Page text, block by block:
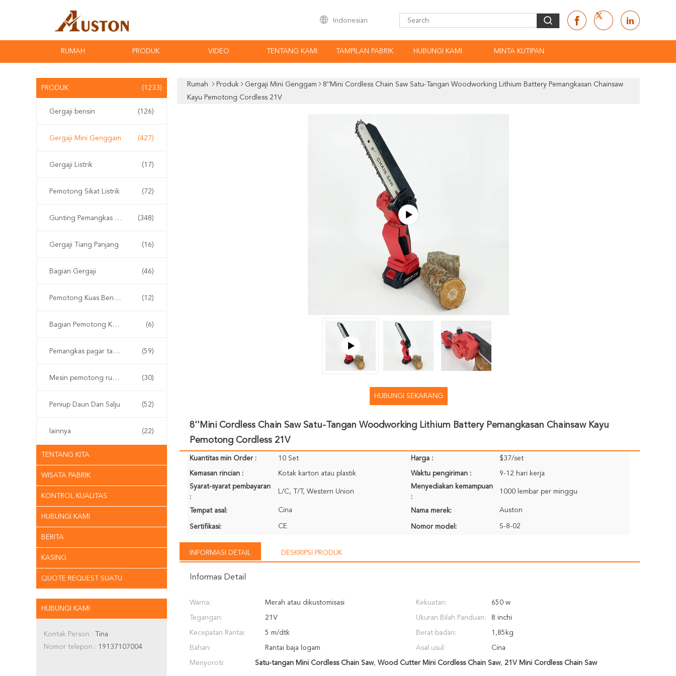
Indonesian
RUMAH PRODUK VIDEO TENTANG KAMI TAMPILAN PABRIK HUBUNGI KAMI MINTA KUTIPAN
PRODUK (1233)
Gergaji bensin (126)
Gergaji Mini Genggam (427)
Gergaji Listrik (17)
Pemotong Sikat Listrik (72)
Gunting Pemangkas Elektrik (348)
Gergaji Tiang Panjang (16)
Bagian Gergaji (46)
Pemotong Kuas Bensin (12)
Bagian Pemotong Kuas (6)
Pemangkas pagar tanpa kabel (59)
Mesin pemotong rumput (30)
Peniup Daun Dan Salju (52)
lainnya (22)
TENTANG KITA
WISATA PABRIK
KONTROL KUALITAS
HUBUNGI KAMI
BERITA
KASING
QUOTE REQUEST SUATU
HUBUNGI KAMI
Kontak Person : Tina
Nomor telepon : 19137107004
Rumah Produk Gergaji Mini Genggam
8''Mini Cordless Chain Saw Satu-Tangan Woodworking Lithium Battery Pemangkasan Chainsaw
Kayu Pemotong Cordless 21V
HUBUNGI SEKARANG
8''Mini Cordless Chain Saw Satu-Tangan Woodworking Lithium Battery Pemangkasan Chainsaw Kayu
Pemotong Cordless 21V
Kuantitas min Order : 10 Set Harga : $37/set
Kemasan rincian : Kotak karton atau plastik Waktu pengiriman :
9-12 hari kerja
Syarat-syarat pembayaran
:
L/C, T/T, Western Union
Menyediakan kemampuan
:
1000 lembar per minggu
Tempat asal: Cina Nama merek: Auston
Sertifikasi: CE Nomor model: S-8-02
INFORMASI DETAIL DESKRIPSI PRODUK
Informasi Detail
Warna: Merah atau dikustomisasi Kekuatan: 650 w
Tegangan: 21V Ukuran Bilah Panduan: 8 inchi
Kecepatan Rantai: 5 m/dtk Berat badan: 1,85kg
Bahan: Rantai baja logam Asal usul: Cina
Menyoroti: Satu-tangan Mini Cordless Chain Saw, Wood Cutter Mini Cordless Chain Saw, 21V Mini Cordless Chain Saw